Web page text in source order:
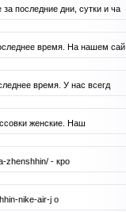
последние дни, сутки и ча
время. На нашем сай
время. У нас всегд
женские. Наш
zhenshhin/ - кро
nike-air-j o